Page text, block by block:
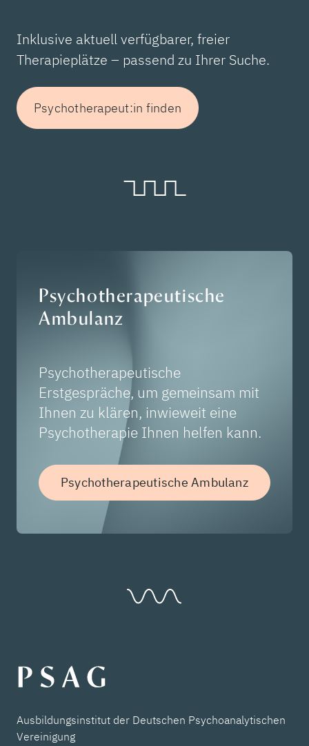
Inklusive aktuell verfügbarer, freier
Therapieplätze – passend zu Ihrer Suche.
Psychotherapeut:in finden
Psychotherapeutische
Ambulanz
Psychotherapeutische
Erstgespräche, um gemeinsam mit
Ihnen zu klären, inwieweit eine
Psychotherapie Ihnen helfen kann.
Psychotherapeutische Ambulanz
Ausbildungsinstitut der Deutschen Psychoanalytischen
Vereinigung